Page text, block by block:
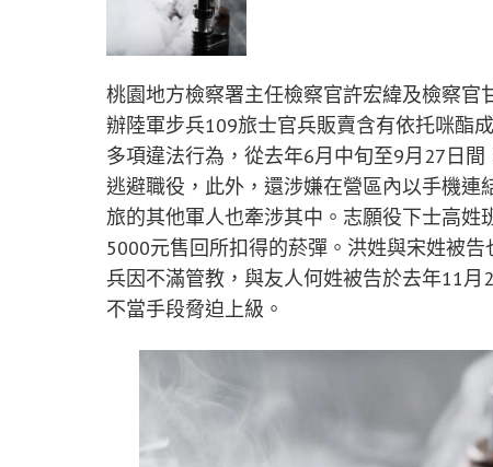
桃園地方檢察署主任檢察官許宏緯及檢察
辦陸軍步兵109旅士官兵販賣含有依托咪酯
多項違法行為，從去年6月中旬至9月27日
逃避職役，此外，還涉嫌在營區內以手機
旅的其他軍人也牽涉其中。志願役下士高
5000元售回所扣得的菸彈。洪姓與宋姓被
兵因不滿管教，與友人何姓被告於去年11
不當手段脅迫上級。